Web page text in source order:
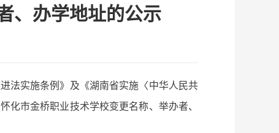
、办学地址的公示
法实施条例》及《湖南省实施〈中华人民共
化市金桥职业技术学校变更名称、举办者、